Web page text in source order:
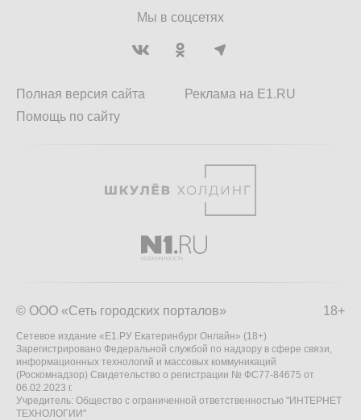
Мы в соцсетях
Полная версия сайта
Помощь по сайту
Реклама на E1.RU
18+
© ООО «Сеть городских порталов»
Сетевое издание «Е1.РУ Екатеринбург Онлайн» (18+)
Зарегистрировано Федеральной службой по надзору в сфере связи,
информационных технологий и массовых коммуникаций
(Роскомнадзор) Свидетельство о регистрации № ФС77-84675 от
06.02.2023 г.
Учредитель: Общество с ограниченной ответственностью "ИНТЕРНЕТ
ТЕХНОЛОГИИ"